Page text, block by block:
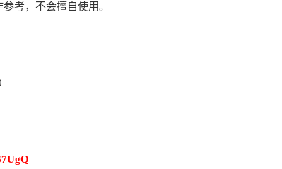
考，不会擅自使用。